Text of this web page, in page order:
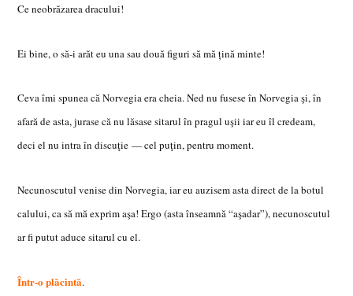
Ce neobrăzarea dracului!
Ei bine, o să-i arăt eu una sau două figuri să mă ţină minte!
Ceva îmi spunea că Norvegia era cheia. Ned nu fusese în Norvegiaşi, în
afară de asta, jurase că nu lăsase sitarul în pragul uşii iar eu îl credeam,
deci el nu intra în discuţie — cel puţin, pentru moment.
Necunoscutul venise din Norvegia, iar eu auzisem asta direct de la botul
calului, ca să mă exprim aşa! Ergo (asta înseamnă “aşadar”), necunoscutul
ar fi putut aduce sitarul cu el.
Într-o plăcintă.